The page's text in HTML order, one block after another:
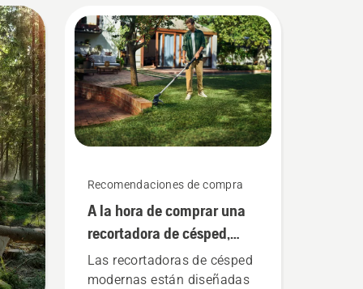
Recomendaciones de compra
A la hora de comprar una
recortadora de césped,
debes tener en cuenta
estas cinco cosas
Las recortadoras de césped
modernas están diseñadas